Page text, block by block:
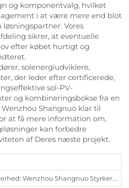
og komponentvalg, hvilket
i at være mere end blot
løsningspartner. Vores
sikrer, at eventuelle
efter købet hurtigt og
solenergiudviklere,
der leder efter certificerede,
sol-PV-
og kombineringsbokse fra en
Shangnuo klar til
at få mere information om,
kan forbedre
af Deres næste projekt.
Styrker Sit Engagement I Kvalitet I MCB- Og SPD-Produktion